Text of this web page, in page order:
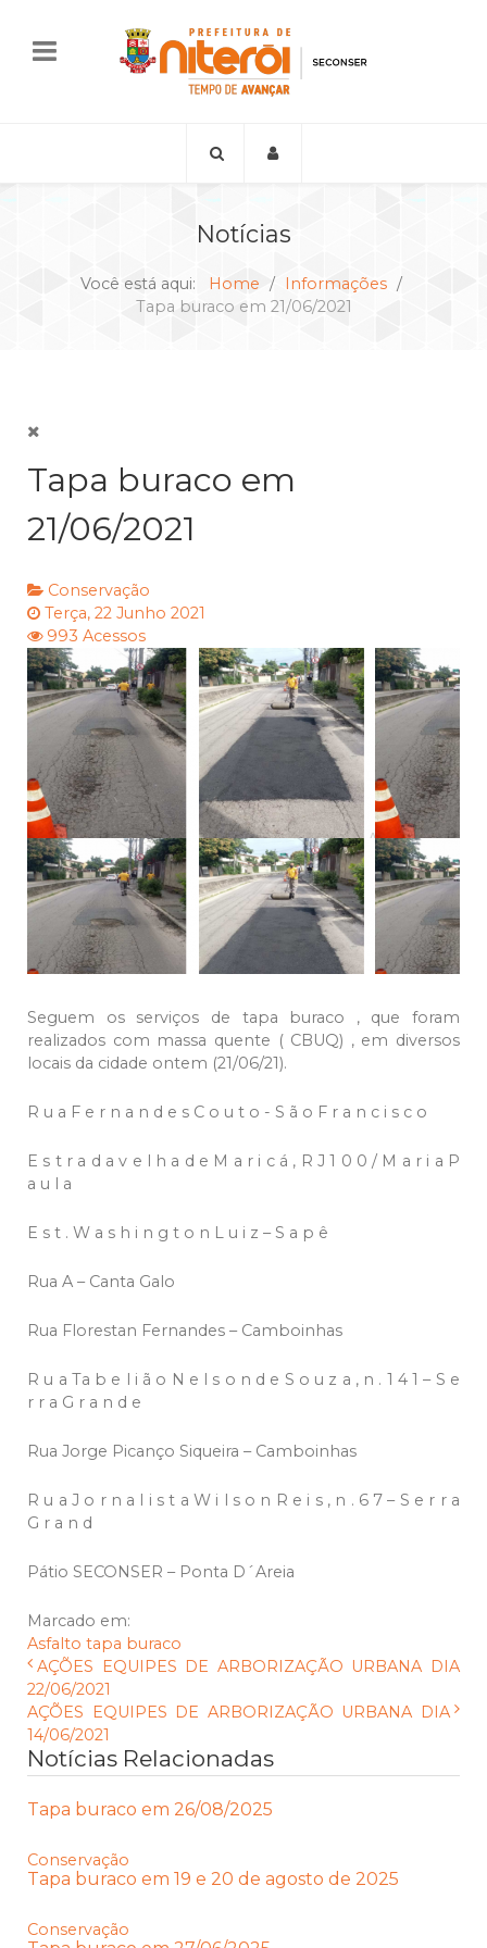
Notícias
Você está aqui: Home
Informações
Tapa buraco em 21/06/2021
Tapa buraco em
21/06/2021
Conservação
Terça, 22 Junho 2021
993 Acessos
Seguem os serviços de tapa buraco , que foram
realizados com massa quente ( CBUQ) , em diversos
locais da cidade ontem (21/06/21).
R u a F e r n a n d e s C o u t o - S ã o F r a n c i s c o
E s t r a d a v e l h a d e M a r i c á , R J 1 0 0 / M a r i a P
a u l a
E s t . W a s h i n g t o n L u i z – S a p ê
Rua A – Canta Galo
Rua Florestan Fernandes – Camboinhas
R u a Ta b e l i ã o N e l s o n d e S o u z a , n . 1 4 1 – S e
r r a G r a n d e
Rua Jorge Picanço Siqueira – Camboinhas
R u a J o r n a l i s t a W i l s o n R e i s , n . 6 7 – S e r r a
G r a n d
Pátio SECONSER – Ponta D´Areia
Marcado em:
Asfalto tapa buraco
AÇÕES EQUIPES DE ARBORIZAÇÃO URBANA DIA
22/06/2021
AÇÕES EQUIPES DE ARBORIZAÇÃO URBANA DIA
14/06/2021
Notícias Relacionadas
Tapa buraco em 26/08/2025
Conservação
Tapa buraco em 19 e 20 de agosto de 2025
Conservação